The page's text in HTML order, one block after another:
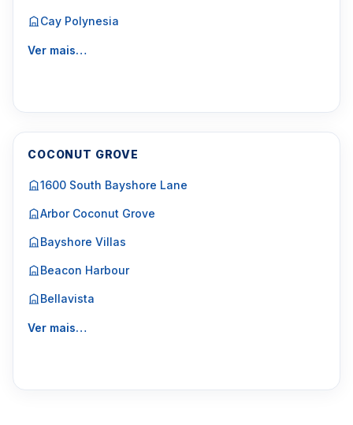
Cay Polynesia
Ver mais…
COCONUT GROVE
1600 South Bayshore Lane
Arbor Coconut Grove
Bayshore Villas
Beacon Harbour
Bellavista
Ver mais…